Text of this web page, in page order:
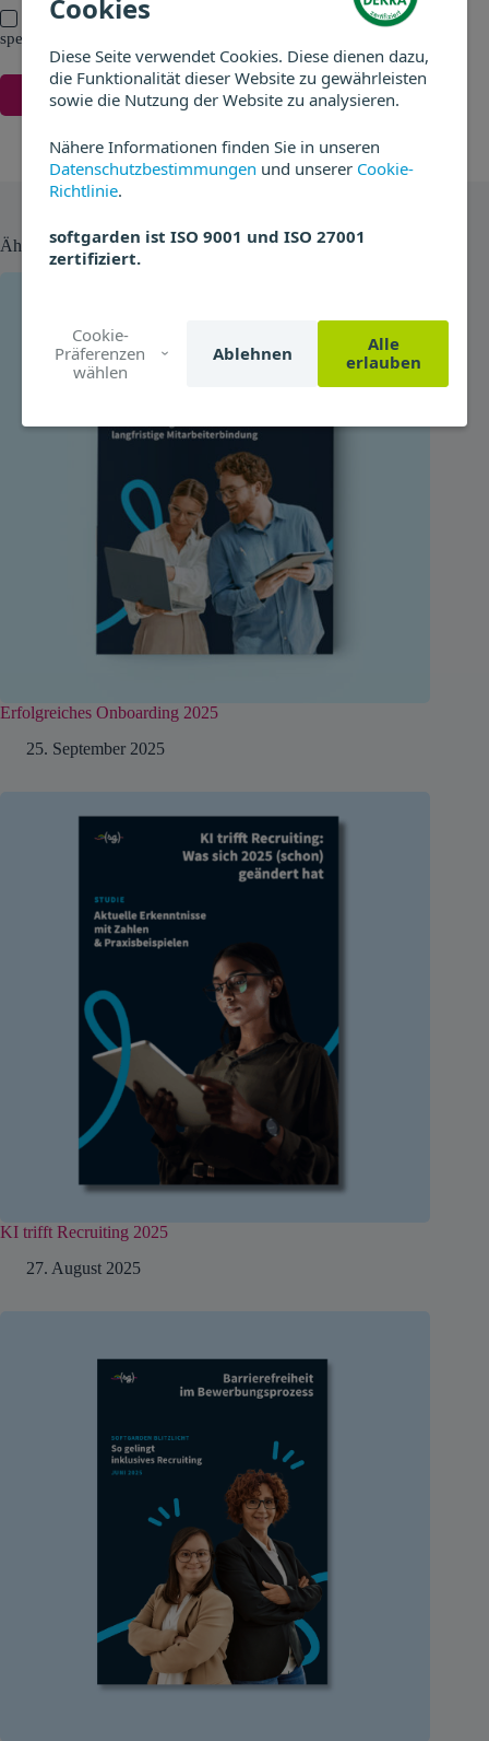
Cookies
Diese Seite verwendet Cookies. Diese dienen dazu,
die Funktionalität dieser Website zu gewährleisten
sowie die Nutzung der Website zu analysieren.
Nähere Informationen finden Sie in unseren
Datenschutzbestimmungen und unserer Cookie-
Richtlinie.
softgarden ist ISO 9001 und ISO 27001
zertifiziert.
Cookie-
Präferenzen
wählen
Ablehnen
Alle
erlauben
Meinen Namen, E-Mail und Website in diesem Browser
speichern, bis ich wieder kommentiere.
Kommentar absenden
Ähnliche Beiträge
Erfolgreiches Onboarding 2025
25. September 2025
KI trifft Recruiting 2025
27. August 2025